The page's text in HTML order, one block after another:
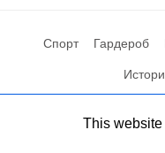
Спорт Гардероб
This